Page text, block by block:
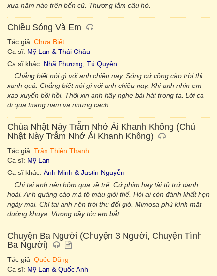
xưa năm nào trên bến cũ. Thương lắm câu hò.
Chiều Sóng Và Em
Tác giả: Chưa Biết
Ca sĩ: Mỹ Lan & Thái Châu
Ca sĩ khác: Nhã Phương; Tú Quyên
Chẳng biết nói gì với anh chiều nay. Sóng cứ cồng cào trời thì
xanh quá. Chẳng biết nói gì với anh chiều nay. Khi anh nhìn em
xao xuyến bồi hồi. Thôi xin anh hãy nghe bài hát trong ta. Lời ca
đi qua tháng năm và những cách.
Chúa Nhật Này Trẫm Nhớ Ái Khanh Không (Chủ
Nhật Này Trẫm Nhớ Ái Khanh Không)
Tác giả: Trần Thiện Thanh
Ca sĩ: Mỹ Lan
Ca sĩ khác: Ánh Minh & Justin Nguyễn
Chỉ tại anh nên hôm qua về trể. Cứ phim hay tài tử trứ danh
hoài. Anh quảng cáo mà tô màu giỏi thế. Hỏi ai còn đành khất hẹn
ngày mai. Chỉ tại anh nên trời thu đổi gió. Mimosa phủ kính mặt
đường khuya. Vương đầy tóc em bắt.
Chuyện Ba Người (Chuyện 3 Người, Chuyện Tình
Ba Người)
Tác giả: Quốc Dũng
Ca sĩ: Mỹ Lan & Quốc Anh